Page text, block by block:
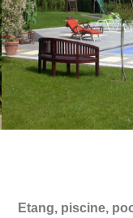
Etang, piscine,